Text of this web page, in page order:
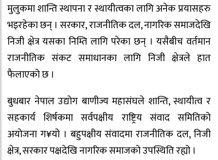
मुलुकमा शान्ति स्थापना र स्थायीत्वका लागि अनेक प्रयासहरु
भइरहेका छन् । सरकार, राजनीतिक दल, नागरिक समाजदेखि
निजी क्षेत्र यसका निम्ति लागि परेका छन् । यसैबीच वर्तमान
राजनीतिक संकट समाधानका लागि निजी क्षेत्रले हात
फैलाएको छ ।
बुधबार नेपाल उद्योग बाणीज्य महासंघले शान्ति, स्थायीत्व र
सहकार्य शिर्षकमा सर्वपक्षीय राष्ट्रिय संवाद समितिको
अयोजना ग¥यो । बहुपक्षीय संवादमा राजनीतिक दल, निजी
क्षेत्र, सरकार पक्षदेखि नागरिक समाजको उपस्थिति रह्यो ।